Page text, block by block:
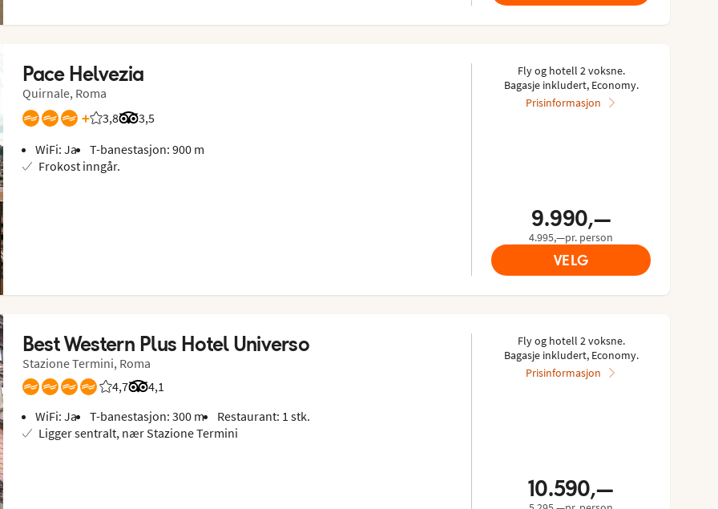
Pace Helvezia
Quirnale, Roma
+ 3,8
Vurdering fra Vings gjester: 3.75/5
3,5
Vurdering fra Tripadvisor: 3.5 of 5
WiFi: Ja
T-banestasjon: 900 m
Frokost inngår.
Fly og hotell 2 voksne.
Bagasje inkludert, Economy.
Prisinformasjon
9.990,—
4.995,—pr. person
VELG
Best Western Plus Hotel Universo
Stazione Termini, Roma
4,7
Vurdering fra Vings gjester: 4.714/5
4,1
Vurdering fra Tripadvisor: 4.1 of 5
WiFi: Ja
T-banestasjon: 300 m
Restaurant: 1 stk.
Ligger sentralt, nær Stazione Termini
Fly og hotell 2 voksne.
Bagasje inkludert, Economy.
Prisinformasjon
10.590,—